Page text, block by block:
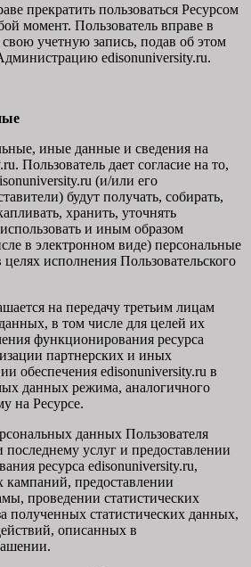
прекратить пользоваться Ресурсом
момент. Пользователь вправе в
учетную запись, подав об этом
edisonuniversity.ru.
иные данные и сведения на
Пользователь дает согласие на то,
(и/или его
будут получать, собирать,
хранить, уточнять
и иным образом
в электронном виде) персональные
исполнения Пользовательского
на передачу третьим лицам
в том числе для целей их
функционирования ресурса
партнерских и иных
обеспечения edisonuniversity.ru в
данных режима, аналогичного
на Ресурсе.
данных Пользователя
последнему услуг и предоставлении
ресурса edisonuniversity.ru,
предоставлении
проведении статистических
полученных статистических данных,
описанных в